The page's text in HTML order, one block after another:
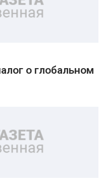
о глобальном